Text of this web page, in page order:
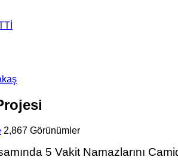
2,867 Görünümler
5 Vakit Namazlarını